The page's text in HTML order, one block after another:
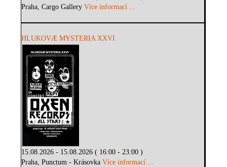
Praha, Cargo GalleryVíce informací ...
HLUKOVÆ MYSTERIA XXVI
15.08.2026 - 15.08.2026 ( 16:00 - 23:00 )
Praha, Punctum - KrásovkaVíce informací ...